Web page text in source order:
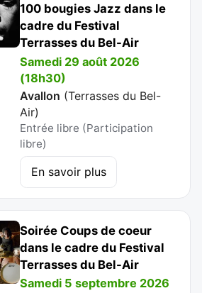
100 bougies Jazz dans le
cadre du Festival
Terrasses du Bel-Air
Samedi 29 août 2026
(18h30)
Avallon (Terrasses du Bel-
Air)
Entrée libre (Participation
libre)
En savoir plus
Soirée Coups de coeur
dans le cadre du Festival
Terrasses du Bel-Air
Samedi 5 septembre 2026